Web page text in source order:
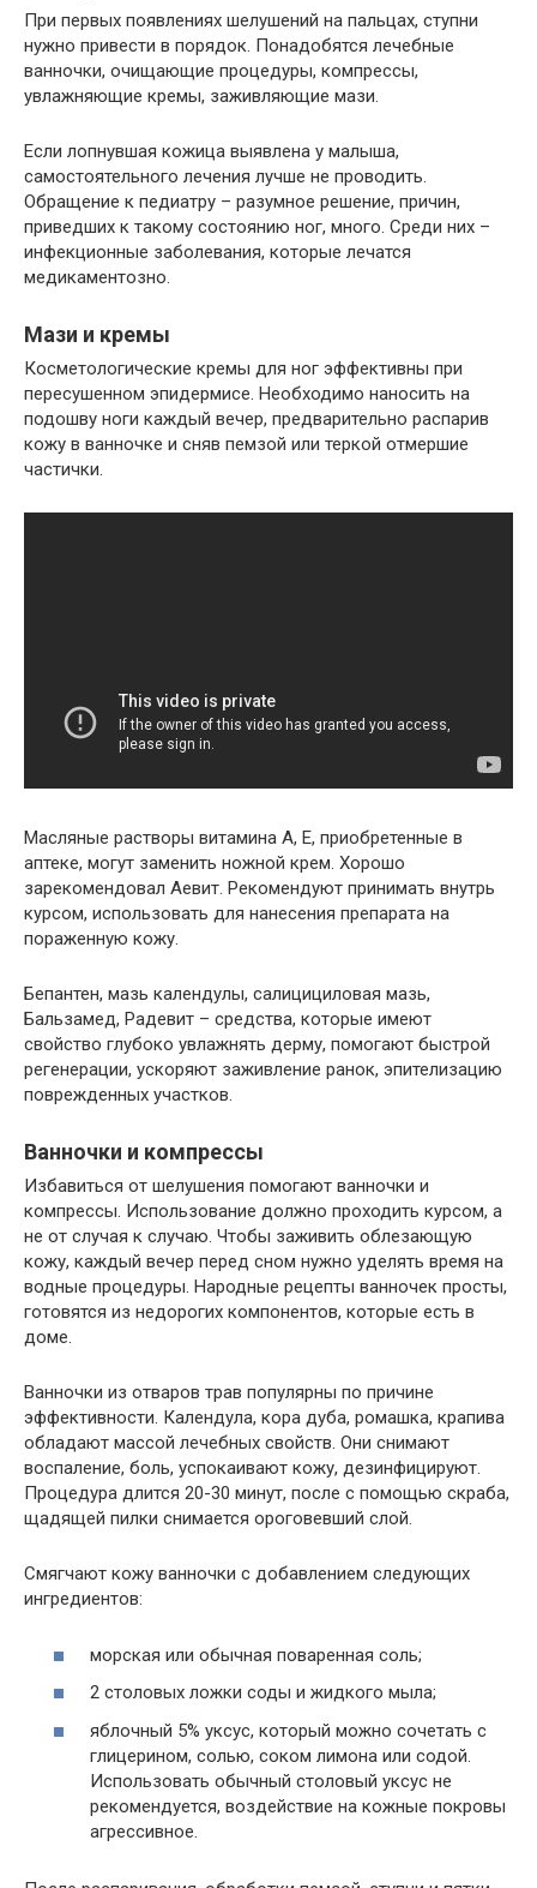
При первых появлениях шелушений на пальцах, ступни
нужно привести в порядок. Понадобятся лечебные
ванночки, очищающие процедуры, компрессы,
увлажняющие кремы, заживляющие мази.
Если лопнувшая кожица выявлена у малыша,
самостоятельного лечения лучше не проводить.
Обращение к педиатру – разумное решение, причин,
приведших к такому состоянию ног, много. Среди них –
инфекционные заболевания, которые лечатся
медикаментозно.
Мази и кремы
Косметологические кремы для ног эффективны при
пересушенном эпидермисе. Необходимо наносить на
подошву ноги каждый вечер, предварительно распарив
кожу в ванночке и сняв пемзой или теркой отмершие
частички.
Масляные растворы витамина А, Е, приобретенные в
аптеке, могут заменить ножной крем. Хорошо
зарекомендовал Аевит. Рекомендуют принимать внутрь
курсом, использовать для нанесения препарата на
пораженную кожу.
Бепантен, мазь календулы, салицициловая мазь,
Бальзамед, Радевит – средства, которые имеют
свойство глубоко увлажнять дерму, помогают быстрой
регенерации, ускоряют заживление ранок, эпителизацию
поврежденных участков.
Ванночки и компрессы
Избавиться от шелушения помогают ванночки и
компрессы. Использование должно проходить курсом, а
не от случая к случаю. Чтобы заживить облезающую
кожу, каждый вечер перед сном нужно уделять время на
водные процедуры. Народные рецепты ванночек просты,
готовятся из недорогих компонентов, которые есть в
доме.
Ванночки из отваров трав популярны по причине
эффективности. Календула, кора дуба, ромашка, крапива
обладают массой лечебных свойств. Они снимают
воспаление, боль, успокаивают кожу, дезинфицируют.
Процедура длится 20-30 минут, после с помощью скраба,
щадящей пилки снимается ороговевший слой.
Смягчают кожу ванночки с добавлением следующих
ингредиентов:
морская или обычная поваренная соль;
2 столовых ложки соды и жидкого мыла;
яблочный 5% уксус, который можно сочетать с
глицерином, солью, соком лимона или содой.
Использовать обычный столовый уксус не
рекомендуется, воздействие на кожные покровы
агрессивное.